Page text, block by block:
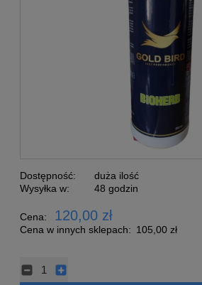
Dostępność:
duża ilość
Wysyłka w:
48 godzin
Cena: 120,00 zł
Cena w innych sklepach: 105,00 zł